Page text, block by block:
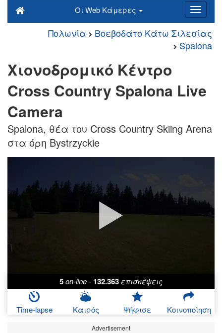
Οι Web Κάμερες
Πολωνία
Βοεβοδάτο Κάτω Σιλεσίας
Spalona
Χιονοδρομικό Κέντρο
Cross Country Spalona Live
Camera
Spalona, θέα του Cross Country Skiing Arena
στα όρη Bystrzyckie
5on-line- 132.363επισκέψεις
Time-lapse Καιρός Ψήφισε Κοινοποίηση
Advertisement